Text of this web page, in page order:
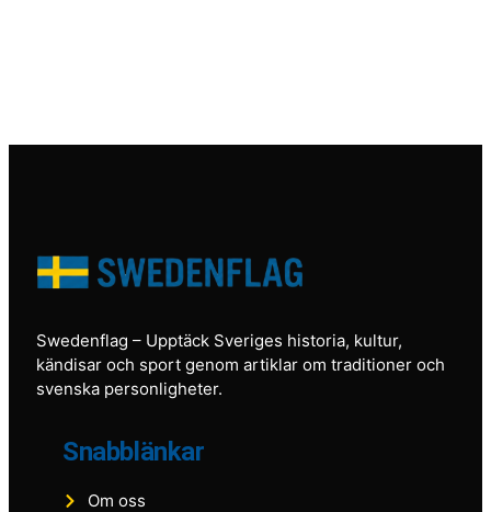
Swedenflag – Upptäck Sveriges historia, kultur,
kändisar och sport genom artiklar om traditioner och
svenska personligheter.
Snabblänkar
Om oss